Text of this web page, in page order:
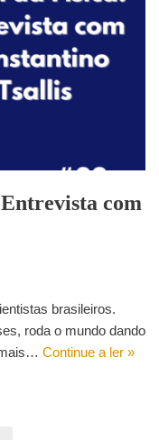
com
brasileiros.
roda o mundo dando
Continue a ler »